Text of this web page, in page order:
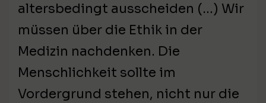
altersbedingt ausscheiden (…) Wir
müssen über die Ethik in der
Medizin nachdenken. Die
Menschlichkeit sollte im
Vordergrund stehen, nicht nur die